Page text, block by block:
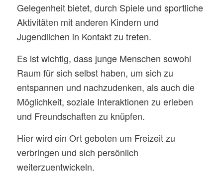
Gelegenheit bietet, durch Spiele und sportliche
Aktivitäten mit anderen Kindern und
Jugendlichen in Kontakt zu treten.
Es ist wichtig, dass junge Menschen sowohl
Raum für sich selbst haben, um sich zu
entspannen und nachzudenken, als auch die
Möglichkeit, soziale Interaktionen zu erleben
und Freundschaften zu knüpfen.
Hier wird ein Ort geboten um Freizeit zu
verbringen und sich persönlich
weiterzuentwickeln.